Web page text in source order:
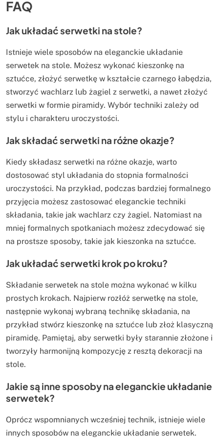
FAQ
Jak układać serwetki na stole?
Istnieje wiele sposobów na eleganckie układanie
serwetek na stole. Możesz wykonać kieszonkę na
sztućce, złożyć serwetkę w kształcie czarnego łabędzia,
stworzyć wachlarz lub żagiel z serwetki, a nawet złożyć
serwetki w formie piramidy. Wybór techniki zależy od
stylu i charakteru uroczystości.
Jak składać serwetki na różne okazje?
Kiedy składasz serwetki na różne okazje, warto
dostosować styl układania do stopnia formalności
uroczystości. Na przykład, podczas bardziej formalnego
przyjęcia możesz zastosować eleganckie techniki
składania, takie jak wachlarz czy żagiel. Natomiast na
mniej formalnych spotkaniach możesz zdecydować się
na prostsze sposoby, takie jak kieszonka na sztućce.
Jak układać serwetki krok po kroku?
Składanie serwetek na stole można wykonać w kilku
prostych krokach. Najpierw rozłóż serwetkę na stole,
następnie wykonaj wybraną technikę składania, na
przykład stwórz kieszonkę na sztućce lub złoż klasyczną
piramidę. Pamiętaj, aby serwetki były starannie złożone i
tworzyły harmonijną kompozycję z resztą dekoracji na
stole.
Jakie są inne sposoby na eleganckie układanie
serwetek?
Oprócz wspomnianych wcześniej technik, istnieje wiele
innych sposobów na eleganckie układanie serwetek.